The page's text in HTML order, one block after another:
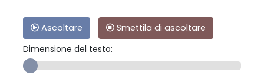
Ascoltare
Smettila di ascoltare
Dimensione del testo: